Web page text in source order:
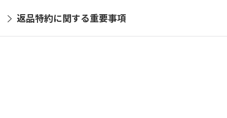
返品特約に関する重要事項